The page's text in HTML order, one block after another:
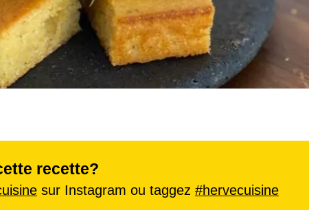
recette?
sur Instagram ou taggez #hervecuisine